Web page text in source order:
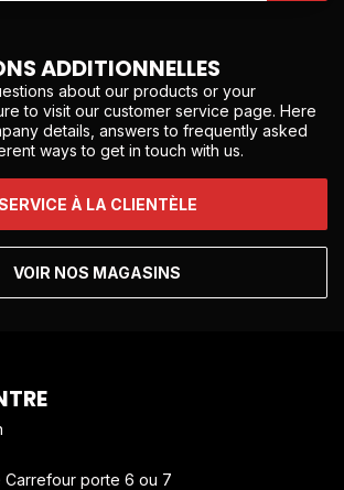
ADDITIONNELLES
about our products or your
to visit our customer service page. Here
details, answers to frequently asked
ways to get in touch with us.
À LA CLIENTÈLE
VOIR NOS MAGASINS
Carrefour porte 6 ou 7